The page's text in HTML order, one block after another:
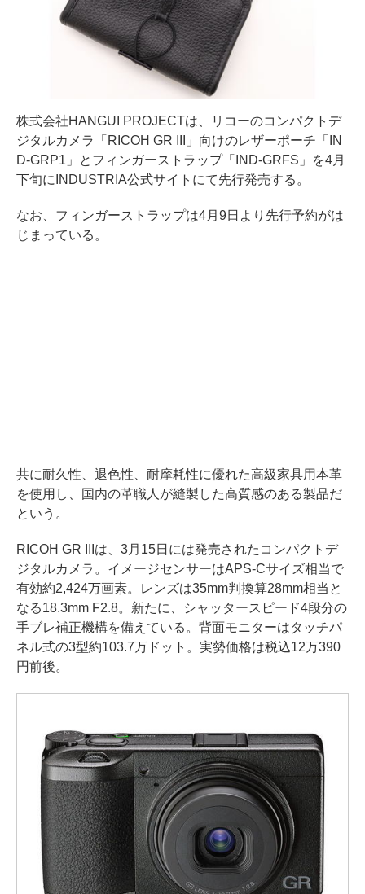
株式会社HANGUI PROJECTは、リコーのコンパクトデ
ジタルカメラ「RICOH GR III」向けのレザーポーチ「IN
D-GRP1」とフィンガーストラップ「IND-GRFS」を4月
下旬にINDUSTRIA公式サイトにて先行発売する。
なお、フィンガーストラップは4月9日より先行予約がは
じまっている。
共に耐久性、退色性、耐摩耗性に優れた高級家具用本革
を使用し、国内の革職人が縫製した高質感のある製品だ
という。
RICOH GR IIIは、3月15日には発売されたコンパクトデ
ジタルカメラ。イメージセンサーはAPS-Cサイズ相当で
有効約2,424万画素。レンズは35mm判換算28mm相当と
なる18.3mm F2.8。新たに、シャッタースピード4段分の
手ブレ補正機構を備えている。背面モニターはタッチパ
ネル式の3型約103.7万ドット。実勢価格は税込12万390
円前後。